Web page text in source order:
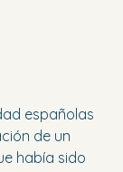
españolas
de un
había sido